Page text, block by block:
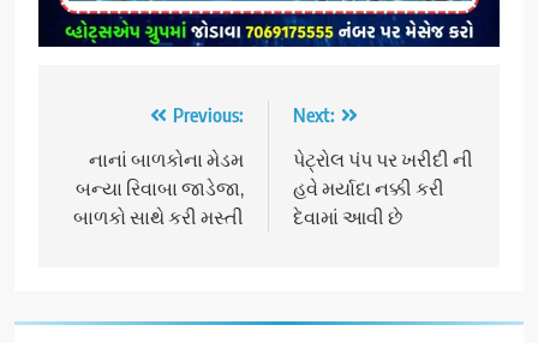
navigation
Previous:
નાનાં બાળકોના મેડમ
બન્યા રિવાબા જાડેજા,
બાળકો સાથે કરી મસ્તી
Next:
પેટ્રોલ પંપ પર ખરીદી ની
હવે મર્યાદા નક્કી કરી
દેવામાં આવી છે